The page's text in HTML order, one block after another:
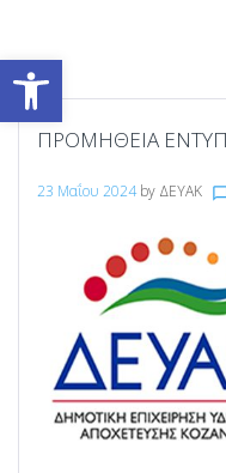
Ανοίξτε τη γραμμή εργαλείων
ΠΡΟΜΗΘΕΙΑ
23 Μαΐου 2024 by ΔΕΥΑΚ